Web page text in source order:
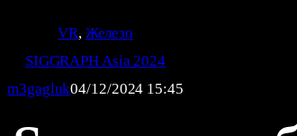
VR, Железо
SIGGRAPH Asia 2024
m3gagluk04/12/2024 15:45